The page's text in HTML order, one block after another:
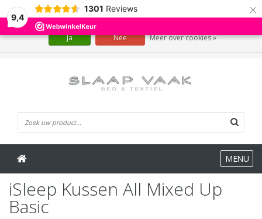
9,4
1301 Reviews ×
MENU
iSleep Kussen All Mixed Up
Basic
Wij slaan cookies op om onze website te verbeteren. Is dat akkoord?
Ja Nee Meer over cookies »